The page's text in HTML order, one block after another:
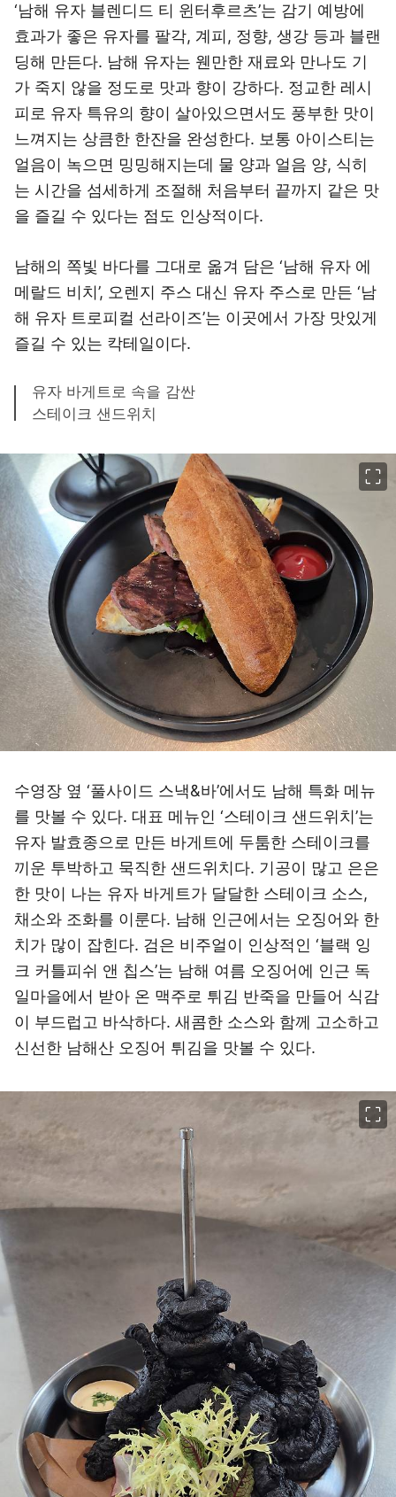
‘남해 유자 블렌디드 티 윈터후르츠’는 감기 예방에
효과가 좋은 유자를 팔각, 계피, 정향, 생강 등과 블랜
딩해 만든다. 남해 유자는 웬만한 재료와 만나도 기
가 죽지 않을 정도로 맛과 향이 강하다. 정교한 레시
피로 유자 특유의 향이 살아있으면서도 풍부한 맛이
느껴지는 상큼한 한잔을 완성한다. 보통 아이스티는
얼음이 녹으면 밍밍해지는데 물 양과 얼음 양, 식히
는 시간을 섬세하게 조절해 처음부터 끝까지 같은 맛
을 즐길 수 있다는 점도 인상적이다.
남해의 쪽빛 바다를 그대로 옮겨 담은 ‘남해 유자 에
메랄드 비치’, 오렌지 주스 대신 유자 주스로 만든 ‘남
해 유자 트로피컬 선라이즈’는 이곳에서 가장 맛있게
즐길 수 있는 칵테일이다.
유자 바게트로 속을 감싼
스테이크 샌드위치
수영장 옆 ‘풀사이드 스낵&바’에서도 남해 특화 메뉴
를 맛볼 수 있다. 대표 메뉴인 ‘스테이크 샌드위치’는
유자 발효종으로 만든 바게트에 두툼한 스테이크를
끼운 투박하고 묵직한 샌드위치다. 기공이 많고 은은
한 맛이 나는 유자 바게트가 달달한 스테이크 소스,
채소와 조화를 이룬다. 남해 인근에서는 오징어와 한
치가 많이 잡힌다. 검은 비주얼이 인상적인 ‘블랙 잉
크 커틀피쉬 앤 칩스’는 남해 여름 오징어에 인근 독
일마을에서 받아 온 맥주로 튀김 반죽을 만들어 식감
이 부드럽고 바삭하다. 새콤한 소스와 함께 고소하고
신선한 남해산 오징어 튀김을 맛볼 수 있다.